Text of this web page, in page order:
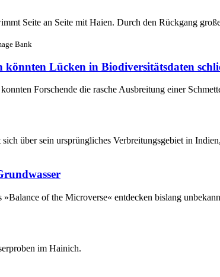
Bank
könnten Lücken in Biodiversitätsdaten
Forschende die rasche Ausbreitung einer
»Balance of the Microverse« entdecken bislang